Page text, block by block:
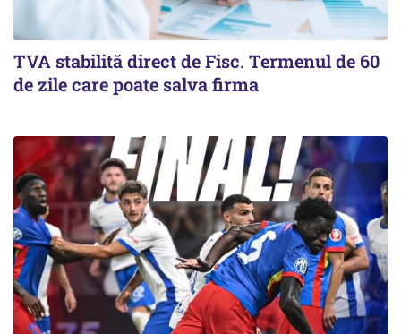
TVA stabilită direct de Fisc. Termenul de 60
de zile care poate salva firma